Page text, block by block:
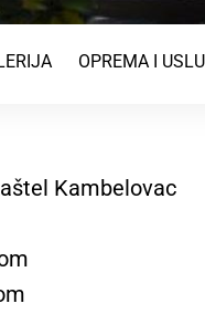
OPREMA I
Kambelovac